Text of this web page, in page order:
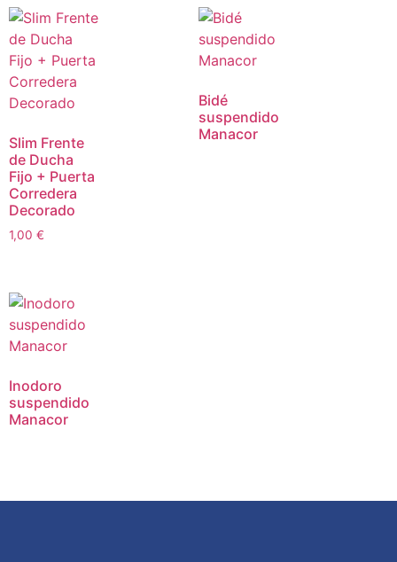
Slim Frente
de Ducha
Fijo + Puerta
Corredera
Decorado
1,00 €
Bidé
suspendido
Manacor
Inodoro
suspendido
Manacor